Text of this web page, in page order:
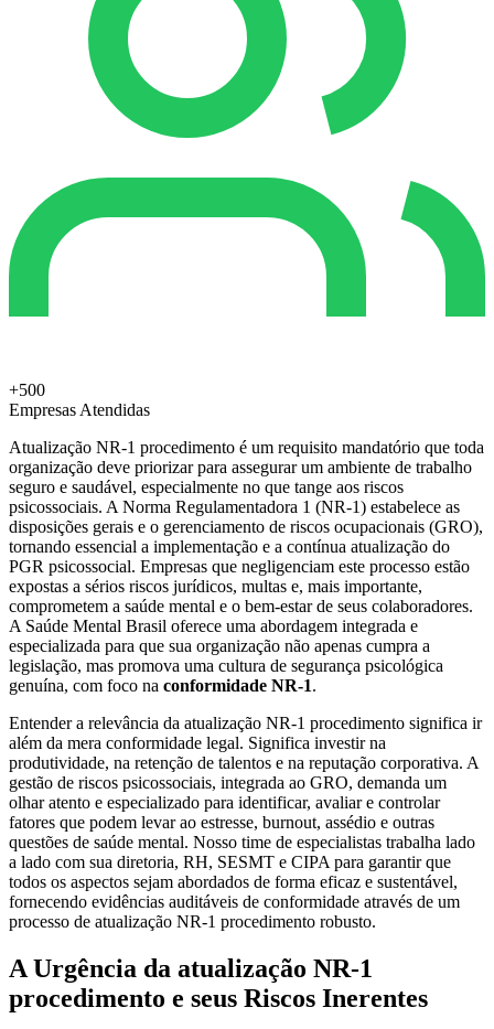
+500
Empresas Atendidas
Atualização NR-1 procedimento é um requisito mandatório que toda
organização deve priorizar para assegurar um ambiente de trabalho
seguro e saudável, especialmente no que tange aos riscos
psicossociais. A Norma Regulamentadora 1 (NR-1) estabelece as
disposições gerais e o gerenciamento de riscos ocupacionais (GRO),
tornando essencial a implementação e a contínua atualização do
PGR psicossocial. Empresas que negligenciam este processo estão
expostas a sérios riscos jurídicos, multas e, mais importante,
comprometem a saúde mental e o bem-estar de seus colaboradores.
A Saúde Mental Brasil oferece uma abordagem integrada e
especializada para que sua organização não apenas cumpra a
legislação, mas promova uma cultura de segurança psicológica
genuína, com foco na conformidade NR-1.
Entender a relevância da atualização NR-1 procedimento significa ir
além da mera conformidade legal. Significa investir na
produtividade, na retenção de talentos e na reputação corporativa. A
gestão de riscos psicossociais, integrada ao GRO, demanda um
olhar atento e especializado para identificar, avaliar e controlar
fatores que podem levar ao estresse, burnout, assédio e outras
questões de saúde mental. Nosso time de especialistas trabalha lado
a lado com sua diretoria, RH, SESMT e CIPA para garantir que
todos os aspectos sejam abordados de forma eficaz e sustentável,
fornecendo evidências auditáveis de conformidade através de um
processo de atualização NR-1 procedimento robusto.
A Urgência da atualização NR-1
procedimento e seus Riscos Inerentes